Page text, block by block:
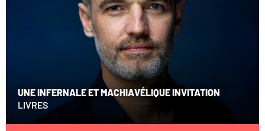
UNE INFERNALE ET MACHIAVÉLIQUE INVITATION
LIVRES